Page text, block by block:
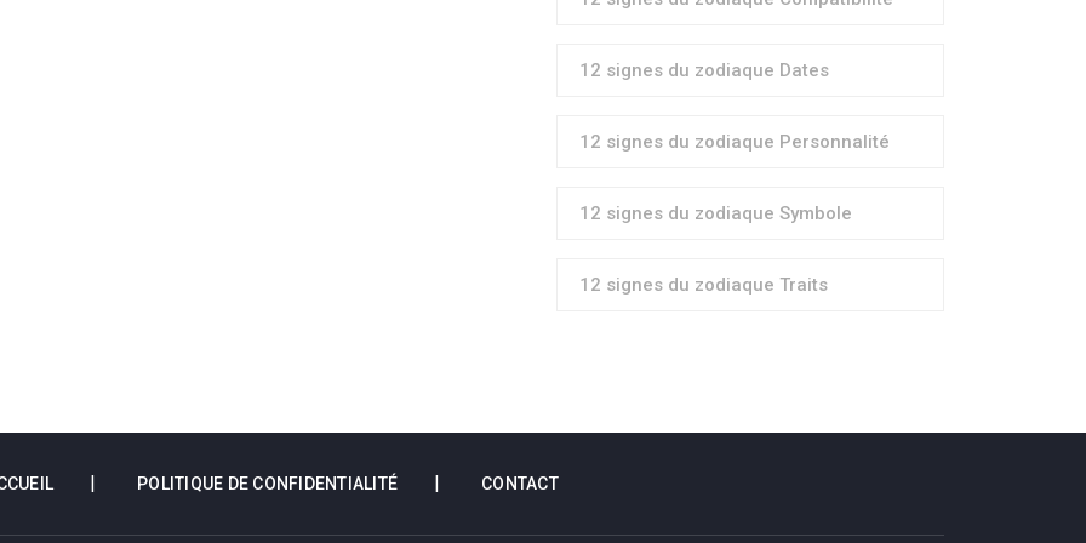
12 signes du zodiaque Dates
12 signes du zodiaque Personnalité
12 signes du zodiaque Symbole
12 signes du zodiaque Traits
POLITIQUE DE CONFIDENTIALITÉ CONTACT